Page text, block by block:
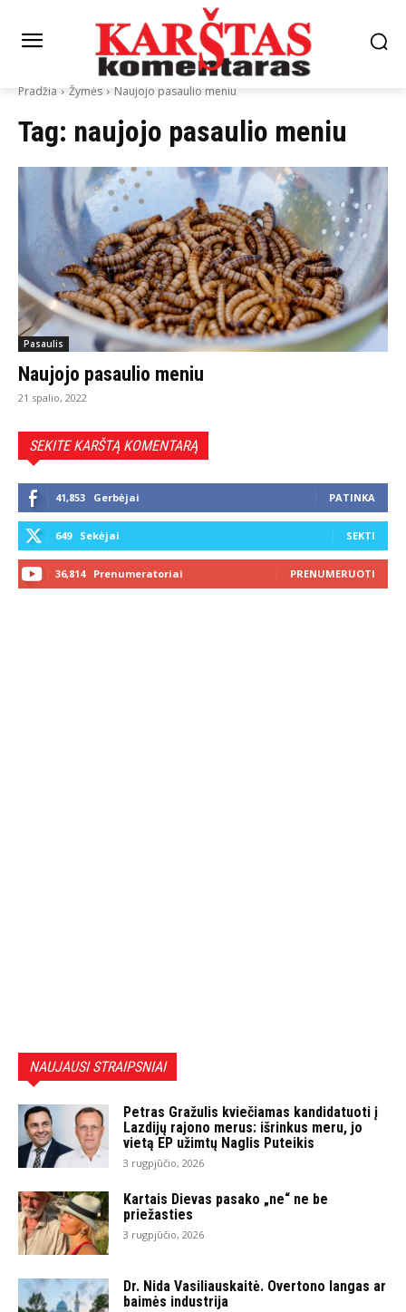
Pradžia Žymės Naujojo pasaulio meniu
Tag: naujojo pasaulio meniu
Pasaulis
Naujojo pasaulio meniu
21 spalio, 2022
SEKITE KARŠTĄ KOMENTARĄ
41,853 Gerbėjai PATINKA
649 Sekėjai SEKTI
36,814 Prenumeratoriai PRENUMERUOTI
NAUJAUSI STRAIPSNIAI
Petras Gražulis kviečiamas kandidatuoti į
Lazdijų rajono merus: išrinkus meru, jo
vietą EP užimtų Naglis Puteikis
3 rugpjūčio, 2026
Kartais Dievas pasako „ne“ ne be
priežasties
3 rugpjūčio, 2026
Dr. Nida Vasiliauskaitė. Overtono langas ar
baimės industrija